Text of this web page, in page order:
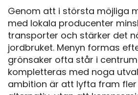
Genom att i största möjliga
med lokala producenter
transporter och stärker det
jordbruket. Menyn formas
grönsaker ofta står i
kompletteras med noga
ambition är att lyfta fram